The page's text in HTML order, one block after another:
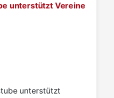
unterstützt Vereine
unterstützt